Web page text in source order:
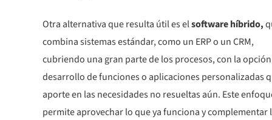
Otra alternativa que resulta útil es elsoftware híbrido,
combina sistemas estándar, como un ERP o un CRM,
cubriendo una gran parte de los procesos, con la
desarrollo de funciones o aplicaciones personalizadas
aporte en las necesidades no resueltas aún. Este
permite aprovechar lo que ya funciona y complementar